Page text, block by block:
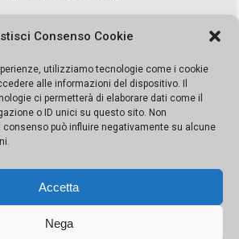
Consenso Cookie
utilizziamo tecnologie come i cookie
alle informazioni del dispositivo. Il
ci permetterà di elaborare dati come il
o ID unici su questo sito. Non
può influire negativamente su alcune
Accetta
Nega
segreteria@leviedeitesori.it
Marcello Barbaro – Aut. del tribunale di
iscrizione al roc numero 37003 Editore
legale: Via Libertà 93 – 90143 Palermo
di Commercio di Palermo Ufficio
10000 euro IV